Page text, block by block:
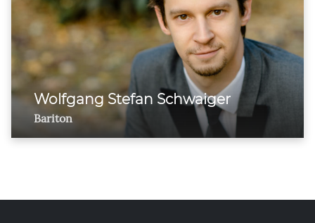
Wolfgang Stefan Schwaiger
Bariton